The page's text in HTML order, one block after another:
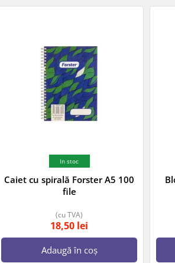
In stoc
Caiet cu spirală Forster A5 100
file
18,50 lei
(cu TVA)
Adaugă în coș